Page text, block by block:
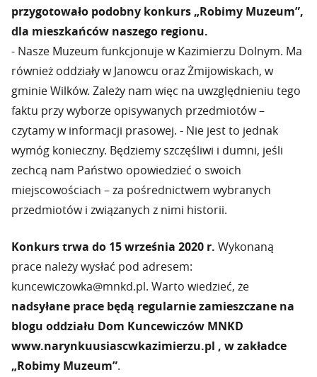
przygotowało podobny konkurs „Robimy Muzeum”,
dla mieszkańców naszego regionu.
- Nasze Muzeum funkcjonuje w Kazimierzu Dolnym. Ma
również oddziały w Janowcu oraz Żmijowiskach, w
gminie Wilków. Zależy nam więc na uwzględnieniu tego
faktu przy wyborze opisywanych przedmiotów –
czytamy w informacji prasowej. - Nie jest to jednak
wymóg konieczny. Będziemy szczęśliwi i dumni, jeśli
zechcą nam Państwo opowiedzieć o swoich
miejscowościach – za pośrednictwem wybranych
przedmiotów i związanych z nimi historii.
Konkurs trwa do 15 września 2020 r. Wykonaną
prace należy wysłać pod adresem:
kuncewiczowka@mnkd.pl. Warto wiedzieć, że
nadsyłane prace będą regularnie zamieszczane na
blogu oddziału Dom Kuncewiczów MNKD
www.narynkuusiascwkazimierzu.pl , w zakładce
„Robimy Muzeum”.